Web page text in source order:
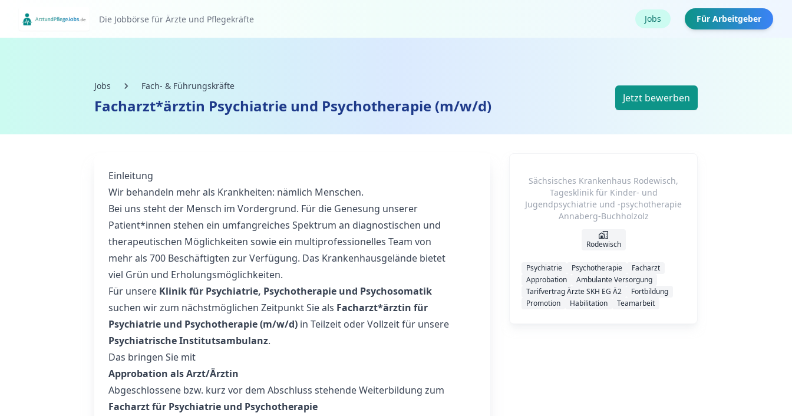
Die Jobbörse für Ärzte und Pflegekräfte Jobs Für Arbeitgeber
Jobs Fach- & Führungskräfte
Facharzt*ärztin Psychiatrie und Psychotherapie (m/w/d) Jetzt bewerben
Einleitung
Wir behandeln mehr als Krankheiten: nämlich Menschen.
Bei uns steht der Mensch im Vordergrund. Für die Genesung unserer
Patient*innen stehen ein umfangreiches Spektrum an diagnostischen und
therapeutischen Möglichkeiten sowie ein multiprofessionelles Team von
mehr als 700 Beschäftigten zur Verfügung. Das Krankenhausgelände bietet
viel Grün und Erholungsmöglichkeiten.
Für unsere Klinik für Psychiatrie, Psychotherapie und Psychosomatik
suchen wir zum nächstmöglichen Zeitpunkt Sie als Facharzt*ärztin für
Psychiatrie und Psychotherapie (m/w/d) in Teilzeit oder Vollzeit für unsere
Psychiatrische Institutsambulanz.
Das bringen Sie mit
Approbation als Arzt/Ärztin
Abgeschlossene bzw. kurz vor dem Abschluss stehende Weiterbildung zum
Facharzt für Psychiatrie und Psychotherapie
Sächsisches Krankenhaus Rodewisch,
Tagesklinik für Kinder- und
Jugendpsychiatrie und -psychotherapie
Annaberg-Buchholzolz
Rodewisch
Psychiatrie Psychotherapie
Facharzt
Approbation
Ambulante Versorgung
Tarifvertrag Ärzte SKH EG Ä2
Fortbildung
Promotion
Habilitation Teamarbeit